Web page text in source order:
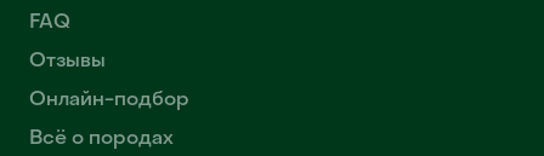
FAQ
Отзывы
Онлайн-подбор
Всё о породах